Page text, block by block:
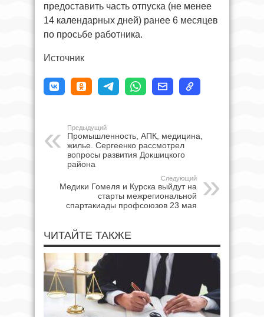
предоставить часть отпуска (не менее
14 календарных дней) ранее 6 месяцев
по просьбе работника.
Источник
Предыдущий
Промышленность, АПК, медицина,
жилье. Сергеенко рассмотрел
вопросы развития Докшицкого
района
Следующий
Медики Гомеля и Курска выйдут на
старты межрегиональной
спартакиады профсоюзов 23 мая
ЧИТАЙТЕ ТАКЖЕ